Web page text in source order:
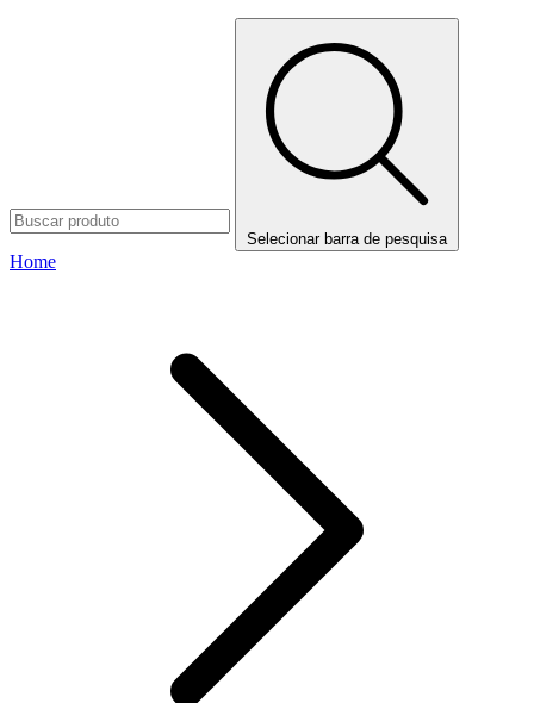
Selecionar barra de pesquisa
Home